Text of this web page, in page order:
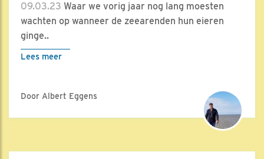
09.03.23 Waar we vorig jaar nog lang moesten
wachten op wanneer de zeearenden hun eieren
ginge..
Lees meer
Door Albert Eggens